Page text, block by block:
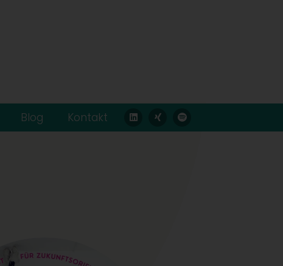
Blog Kontakt